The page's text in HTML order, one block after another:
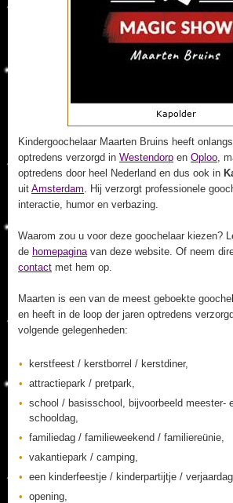
Kindergoochelaar Maarten Bruins heeft
optredens verzorgd in Westendorp en Oploo,
optredens door heel Nederland en dus ook in
uit Amsterdam. Hij verzorgt professionele
interactie, humor en verbazing.
Waarom zou u voor deze goochelaar kiezen?
de homepaginavan deze website. Of neem
contact met hem op.
Maarten is een van de meest geboekte
en heeft in de loop der jaren optredens
volgende gelegenheden:
kerstfeest / kerstborrel / kerstdiner,
attractiepark / pretpark,
school / basisschool, bijvoorbeeld meester-
schooldag,
familiedag / familieweekend / familiereünie,
vakantiepark / camping,
een kinderfeestje / kinderpartijtje /
opening,